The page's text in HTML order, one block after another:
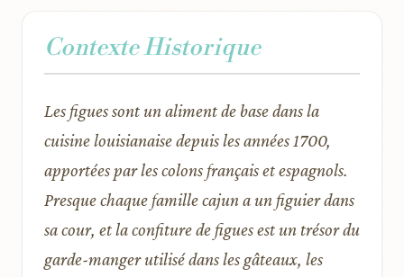
Contexte Historique
Les figues sont un aliment de base dans la
cuisine louisianaise depuis les années 1700,
apportées par les colons français et espagnols.
Presque chaque famille cajun a un figuier dans
sa cour, et la confiture de figues est un trésor du
garde-manger utilisé dans les gâteaux, les